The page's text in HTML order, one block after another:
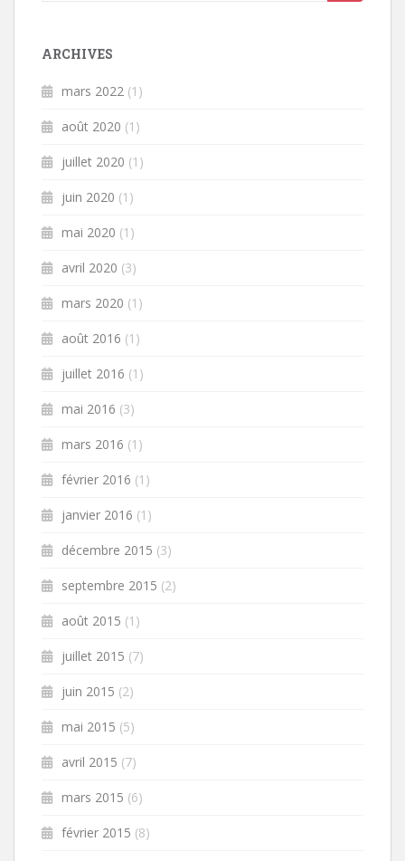
ARCHIVES
mars 2022 (1)
août 2020 (1)
juillet 2020 (1)
juin 2020 (1)
mai 2020 (1)
avril 2020 (3)
mars 2020 (1)
août 2016 (1)
juillet 2016 (1)
mai 2016 (3)
mars 2016 (1)
février 2016 (1)
janvier 2016 (1)
décembre 2015 (3)
septembre 2015 (2)
août 2015 (1)
juillet 2015 (7)
juin 2015 (2)
mai 2015 (5)
avril 2015 (7)
mars 2015 (6)
février 2015 (8)